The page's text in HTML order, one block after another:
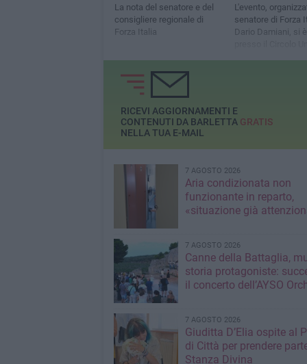
La nota del senatore e del
consigliere regionale di
Forza Italia
L'evento,
senatore di Forza
Dario Damiani, si
RICEVI AGGIORNAMENTI E
CONTENUTI DA BARLETTA GRATIS
NELLA TUA E-MAIL
7 AGOSTO 2026
Aria condizionata non
funzionante in reparto,
«situazione già
7 AGOSTO 2026
Canne della Battaglia,
storia protagoniste:
il concerto dell’AYSO
7 AGOSTO 2026
Giuditta D’Elia ospite al
di Città per prendere
Stanza Divina